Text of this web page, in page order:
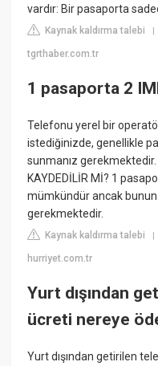
vardır: Bir pasaporta
Kaynak kaldırma talebi
tgrthaber.com.tr
1 pasaporta 2
Telefonu yerel bir
istediğinizde, genellikle
sunmanız gerekmektedir.
KAYDEDİLİR Mİ? 1
mümkündür ancak bunun
gerekmektedir.
Kaynak kaldırma talebi
hurriyet.com.tr
Yurt dışından
ücreti nereye
Yurt dışından getirilen